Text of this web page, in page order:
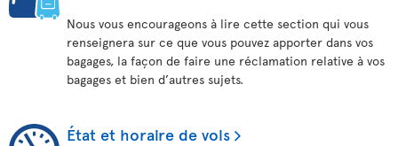
Nous vous encourageons à lire cette section qui vous
renseignera sur ce que vous pouvez apporter dans vos
bagages, la façon de faire une réclamation relative à vos
bagages et bien d’autres sujets.
État et horaire de vols